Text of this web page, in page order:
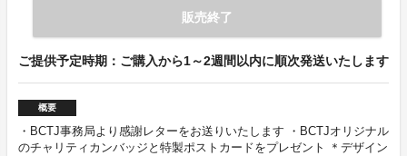
販売終了
ご提供予定時期：ご購入から1～2週間以内に順次発送いたします
概要
・BCTJ事務局より感謝レターをお送りいたします ・BCTJオリジナル
のチャリティカンバッジと特製ポストカードをプレゼント ＊デザイン